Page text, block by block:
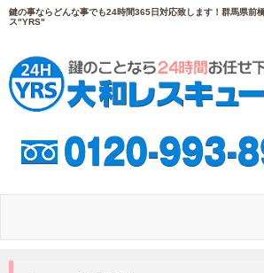
鍵の事ならどんな事でも24時間365日対応致します！群馬県前
ス"YRS"